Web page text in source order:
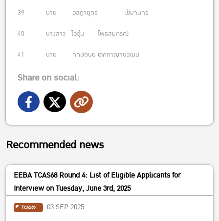
39 นาย อัสฎายุทธ เข็มจันทร์
40 นางสาว ไออุ่น โพธิสมภรณ์
41 นาย ทักษ์ดนัย เลิศกาญจนวัฒน์
Share on social:
Recommended news
EEBA TCAS68 Round 4: List of Eligible Applicants for
Interview on Tuesday, June 3rd, 2025
TCAS68 03 SEP 2025